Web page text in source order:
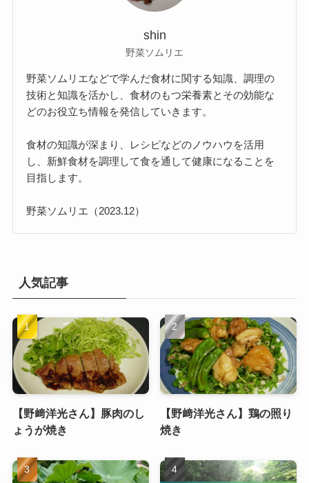
shin
野菜ソムリエ
野菜ソムリエなどで学んだ食材に関する知識、調理の
技術と知識を活かし、食材のもつ栄養素とその効能な
どのお役立ち情報を発信していきます。
食材の知識が深まり、レシピなどのノウハウを活用
し、新鮮食材を調理して食を通して健康になることを
目指します。
野菜ソムリエ（2023.12）
人気記事
【野﨑洋光さん】豚肉のし
ょうが焼き
【野﨑洋光さん】鶏の照り
焼き